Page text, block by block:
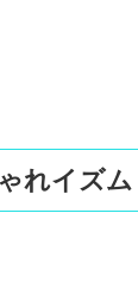
れイズム